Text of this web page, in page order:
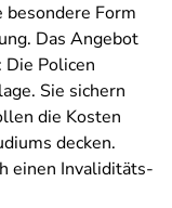
besondere Form
Das Angebot
Policen
Sie sichern
die Kosten
decken.
einen Invaliditäts-